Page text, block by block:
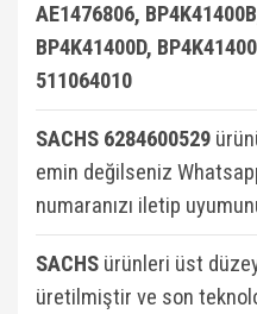
AE1476806,
BP4K41400D,
511064010
SACHS 6284600529
emin değilseniz
numaranızı iletip
SACHS ürünleri üst
üretilmiştir ve son